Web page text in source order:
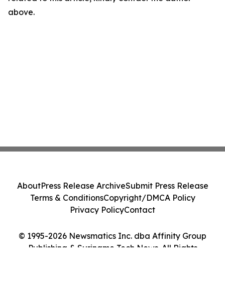
above.
© 1995-2026 Newsmatics Inc. dba Affinity Group
Publishing & Suriname Tech News. All Rights
AboutPress Release ArchiveSubmit Press Release
Terms & ConditionsCopyright/DMCA Policy
Privacy PolicyContact